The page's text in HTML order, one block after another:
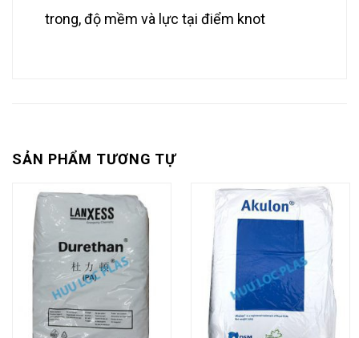
trong, độ mềm và lực tại điểm knot
SẢN PHẨM TƯƠNG TỰ